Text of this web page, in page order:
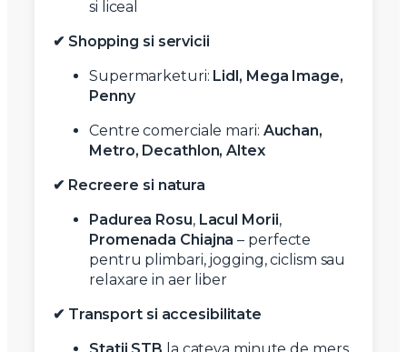
si liceal
✔ Shopping si servicii
Supermarketuri: Lidl, Mega Image,
Penny
Centre comerciale mari: Auchan,
Metro, Decathlon, Altex
✔ Recreere si natura
Padurea Rosu, Lacul Morii,
Promenada Chiajna – perfecte
pentru plimbari, jogging, ciclism sau
relaxare in aer liber
✔ Transport si accesibilitate